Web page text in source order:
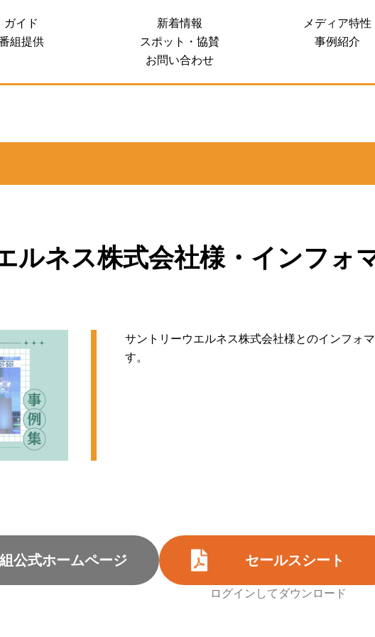
SALES SITE
ガイド 新着情報
メディア特性
組提供
スポット・協賛
事例紹介
お問い合わせ
ルネス株式会社様・インフォ
サントリーウエルネス株式会社様とのインフォ
す。
公式ホームページ セールスシート
ログインしてダウンロード